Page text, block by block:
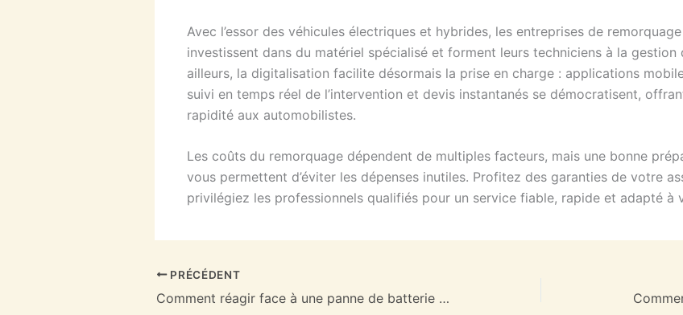
Avec l’essor des véhicules électriques et hybrides, les entreprises de
investissent dans du matériel spécialisé et forment leurs techniciens à la
ailleurs, la digitalisation facilite désormais la prise en charge : applications
suivi en temps réel de l’intervention et devis instantanés se démocratisent,
rapidité aux automobilistes.
Les coûts du remorquage dépendent de multiples facteurs, mais une bonne
vous permettent d’éviter les dépenses inutiles. Profitez des garanties de votre
privilégiez les professionnels qualifiés pour un service fiable, rapide et adapté à
PRÉCÉDENT
Comment réagir face à une panne de batterie sur la route ?